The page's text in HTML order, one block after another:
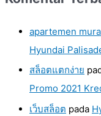
apartemen
Hyundai
สล็อตแตกง่าย
Promo 2021
เว็บสล็อต pada